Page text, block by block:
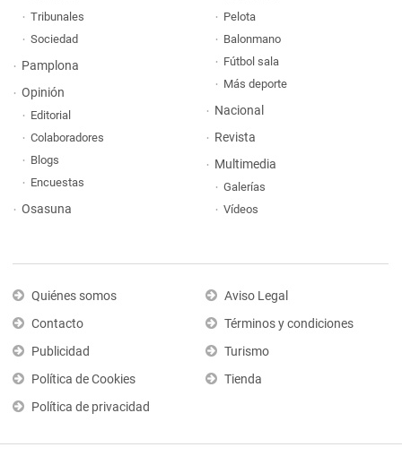
Tribunales
Sociedad
Pamplona
Opinión
Editorial
Colaboradores
Blogs
Encuestas
Osasuna
Pelota
Balonmano
Fútbol sala
Más deporte
Nacional
Revista
Multimedia
Galerías
Vídeos
Quiénes somos
Contacto
Publicidad
Política de Cookies
Política de privacidad
Aviso Legal
Términos y condiciones
Turismo
Tienda